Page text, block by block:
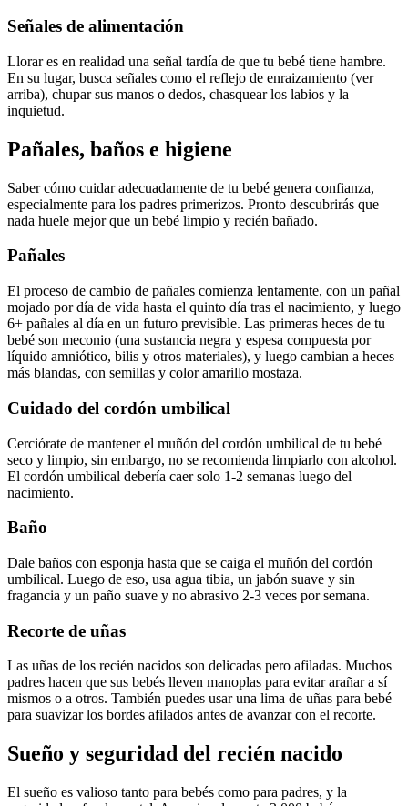
Señales de alimentación
Llorar es en realidad una señal tardía de que tu bebé tiene hambre.
En su lugar, busca señales como el reflejo de enraizamiento (ver
arriba), chupar sus manos o dedos, chasquear los labios y la
inquietud.
Pañales, baños e higiene
Saber cómo cuidar adecuadamente de tu bebé genera confianza,
especialmente para los padres primerizos. Pronto descubrirás que
nada huele mejor que un bebé limpio y recién bañado.
Pañales
El proceso de cambio de pañales comienza lentamente, con un pañal
mojado por día de vida hasta el quinto día tras el nacimiento, y luego
6+ pañales al día en un futuro previsible. Las primeras heces de tu
bebé son meconio (una sustancia negra y espesa compuesta por
líquido amniótico, bilis y otros materiales), y luego cambian a heces
más blandas, con semillas y color amarillo mostaza.
Cuidado del cordón umbilical
Cerciórate de mantener el muñón del cordón umbilical de tu bebé
seco y limpio, sin embargo, no se recomienda limpiarlo con alcohol.
El cordón umbilical debería caer solo 1-2 semanas luego del
nacimiento.
Baño
Dale baños con esponja hasta que se caiga el muñón del cordón
umbilical. Luego de eso, usa agua tibia, un jabón suave y sin
fragancia y un paño suave y no abrasivo 2-3 veces por semana.
Recorte de uñas
Las uñas de los recién nacidos son delicadas pero afiladas. Muchos
padres hacen que sus bebés lleven manoplas para evitar arañar a sí
mismos o a otros. También puedes usar una lima de uñas para bebé
para suavizar los bordes afilados antes de avanzar con el recorte.
Sueño y seguridad del recién nacido
El sueño es valioso tanto para bebés como para padres, y la